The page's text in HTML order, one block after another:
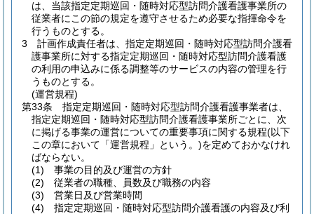
は、当該指定定期巡回・随時対応型訪問介護看護事業所の
従業者にこの節の規定を遵守させるため必要な指揮命令を
行うものとする。
3
計画作成責任者は、指定定期巡回・随時対応型訪問介護看
護事業所に対する指定定期巡回・随時対応型訪問介護看護
の利用の申込みに係る調整等のサービスの内容の管理を行
うものとする。
(運営規程)
第33条
指定定期巡回・随時対応型訪問介護看護事業者は、
指定定期巡回・随時対応型訪問介護看護事業所ごとに、次
に掲げる事業の運営についての重要事項に関する規程(以下
この章において「運営規程」という。)を定めておかなけれ
ばならない。
(1)
事業の目的及び運営の方針
(2)
従業者の職種、員数及び職務の内容
(3)
営業日及び営業時間
(4)
指定定期巡回・随時対応型訪問介護看護の内容及び利